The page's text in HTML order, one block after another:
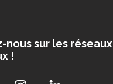
nous sur les réseaux
!